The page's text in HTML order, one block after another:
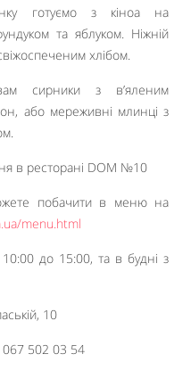
готуємо з кіноа на
та яблуком. Ніжній
хлібом.
сирники з в’яленим
або мереживні млинці з
побачити в меню на
menu.html
10:00 до 15:00, та в будні з
10
067 502 03 54